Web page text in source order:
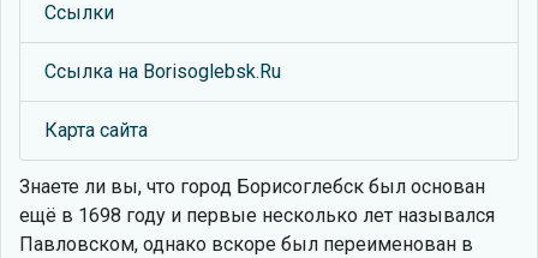
Ссылки
Ссылка на Borisoglebsk.Ru
Карта сайта
Знаете ли вы, что город Борисоглебск был основан
ещё в 1698 году и первые несколько лет назывался
Павловском, однако вскоре был переименован в